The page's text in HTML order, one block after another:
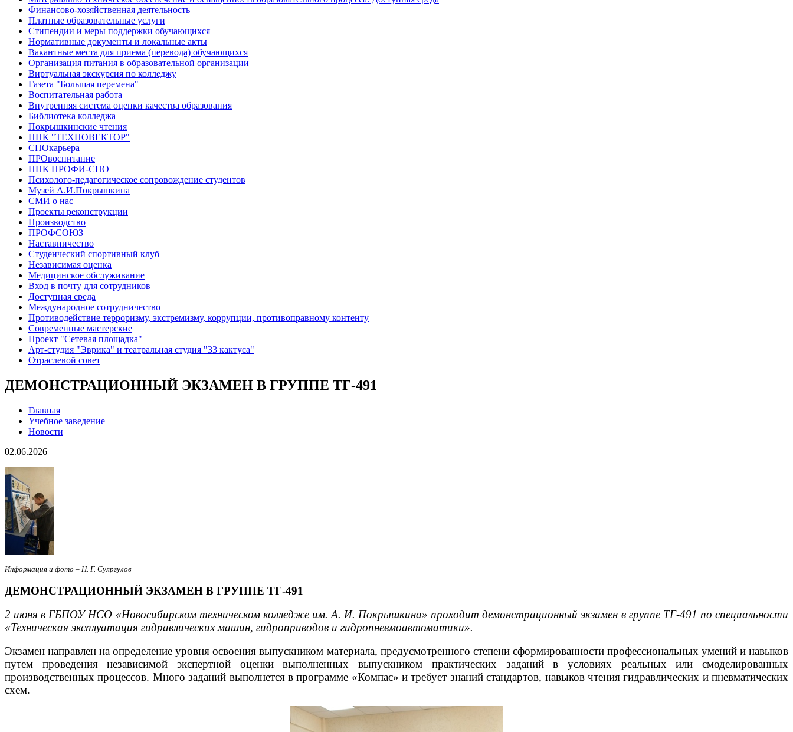
Финансово-хозяйственная деятельность
Платные образовательные услуги
Стипендии и меры поддержки обучающихся
Нормативные документы и локальные акты
Вакантные места для приема (перевода) обучающихся
Организация питания в образовательной организации
Виртуальная экскурсия по колледжу
Газета "Большая перемена"
Воспитательная работа
Внутренняя система оценки качества образования
Библиотека колледжа
Покрышкинские чтения
НПК "ТЕХНОВЕКТОР"
СПОкарьера
ПРОвоспитание
НПК ПРОФИ-СПО
Психолого-педагогическое сопровождение студентов
Музей А.И.Покрышкина
СМИ о нас
Проекты реконструкции
Производство
ПРОФСОЮЗ
Наставничество
Студенческий спортивный клуб
Независимая оценка
Медицинское обслуживание
Вход в почту для сотрудников
Доступная среда
Международное сотрудничество
Противодействие терроризму, экстремизму, коррупции, противоправному контенту
Современные мастерские
Проект "Сетевая площадка"
Арт-студия "Эврика" и театральная студия "33 кактуса"
Отраслевой совет
ДЕМОНСТРАЦИОННЫЙ ЭКЗАМЕН В ГРУППЕ ТГ-491
Главная
Учебное заведение
Новости
02.06.2026
Информация и фото – Н. Г. Суяргулов
ДЕМОНСТРАЦИОННЫЙ ЭКЗАМЕН В ГРУППЕ ТГ-491
2 июня в ГБПОУ НСО «Новосибирском техническом колледже им. А. И. Покрышкина» проходит демонстрационный экзамен в группе ТГ-491 по специальности
«Техническая эксплуатация гидравлических машин, гидроприводов и гидропневмоавтоматики».
Экзамен направлен на определение уровня освоения выпускником материала, предусмотренного степени сформированности профессиональных умений и навыков
путем проведения независимой экспертной оценки выполненных выпускником практических заданий в условиях реальных или смоделированных
производственных процессов. Много заданий выполнется в программе «Компас» и требует знаний стандартов, навыков чтения гидравлических и пневматических
схем.